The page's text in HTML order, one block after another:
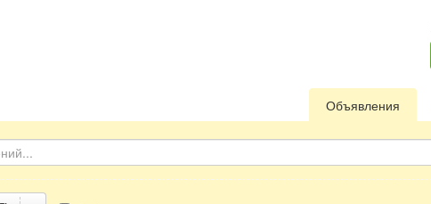
Объявления